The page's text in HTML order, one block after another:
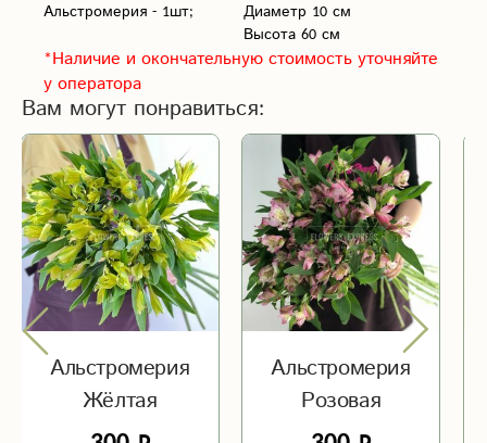
Диаметр 10 см
Высота 60 см
*Наличие и окончательную стоимость уточняйте
у оператора
Вам могут понравиться:
Альстромерия
Жёлтая
Альстромерия
Розовая